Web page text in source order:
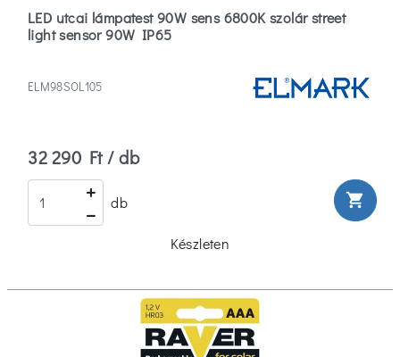
LED utcai lámpatest 90W sens 6800K szolár street
light sensor 90W IP65
ELM98SOL105
32 290 Ft / db
db shopping_cart
Készleten